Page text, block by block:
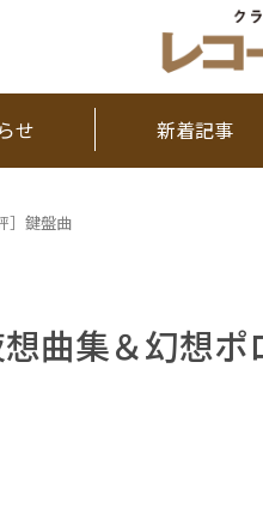
せ 新着記事
］鍵盤曲
曲集＆幻想ポ